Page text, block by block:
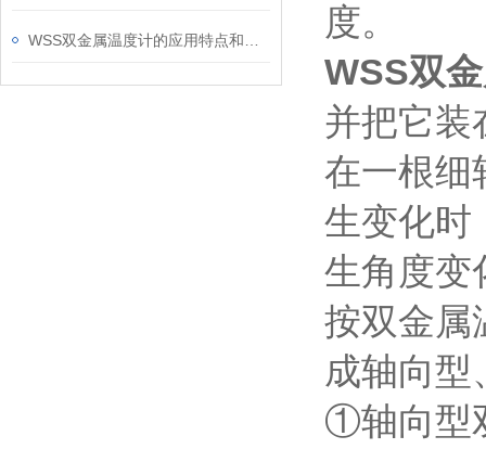
度。
WSS双
并把它装
在一根细
生变化时
生角度变
按双金属
成轴向型
①轴向型